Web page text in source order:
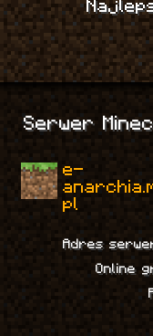
Serwer
e-
pl
Adres
Online